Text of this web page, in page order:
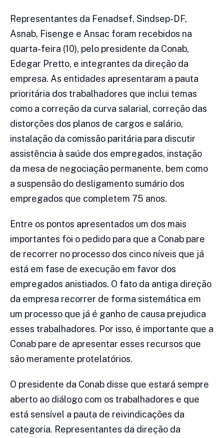
Representantes da Fenadsef, Sindsep-DF,
Asnab, Fisenge e Ansac foram recebidos na
quarta-feira (10), pelo presidente da Conab,
Edegar Pretto, e integrantes da direção da
empresa. As entidades apresentaram a pauta
prioritária dos trabalhadores que inclui temas
como a correção da curva salarial, correção das
distorções dos planos de cargos e salário,
instalação da comissão paritária para discutir
assistência à saúde dos empregados, instação
da mesa de negociação permanente, bem como
a suspensão do desligamento sumário dos
empregados que completem 75 anos.
Entre os pontos apresentados um dos mais
importantes foi o pedido para que a Conab pare
de recorrer no processo dos cinco níveis que já
está em fase de execução em favor dos
empregados anistiados. O fato da antiga direção
da empresa recorrer de forma sistemática em
um processo que já é ganho de causa prejudica
esses trabalhadores. Por isso, é importante que a
Conab pare de apresentar esses recursos que
são meramente protelatórios.
O presidente da Conab disse que estará sempre
aberto ao diálogo com os trabalhadores e que
está sensível a pauta de reivindicações da
categoria. Representantes da direção da